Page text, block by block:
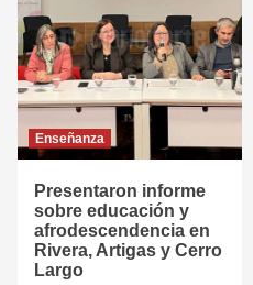
Enseñanza
Presentaron informe
sobre educación y
afrodescendencia en
Rivera, Artigas y Cerro
Largo